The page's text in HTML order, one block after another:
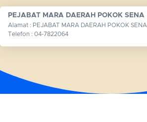
PEJABAT MARA DAERAH POKOK SENA
Alamat : PEJABAT MARA DAERAH POKOK SENA
Telefon : 04-7822064